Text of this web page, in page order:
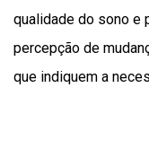
qualidade do sono e
percepção de
que indiquem a